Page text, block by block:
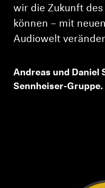
wir die Zukunft
können – mit
Audiowelt
Andreas und Daniel
Sennheiser-Gruppe.
Melden Sie sich bei